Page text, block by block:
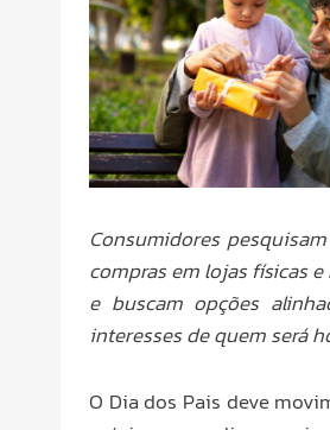
Consumidores
compras em lojas físicas
e buscam opções
interesses de quem será
O Dia dos Pais deve